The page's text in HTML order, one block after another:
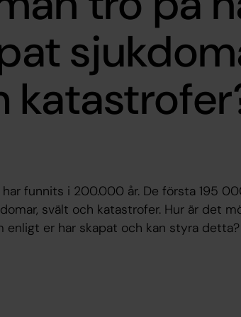
har funnits i 200.000 år. De första 195
svält och katastrofer. Hur är det
enligt er har skapat och kan styra detta?